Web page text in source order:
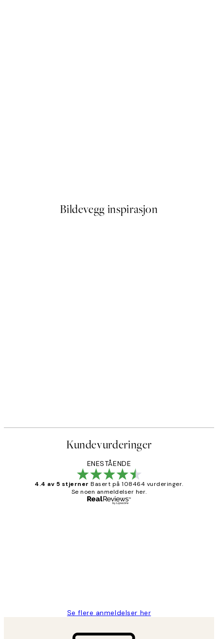
Bildevegg inspirasjon
Kundevurderinger
ENESTÅENDE
4.4 av 5 stjerner Basert på 108464 vurderinger.
Se noen anmeldelser her.
Se flere anmeldelser her